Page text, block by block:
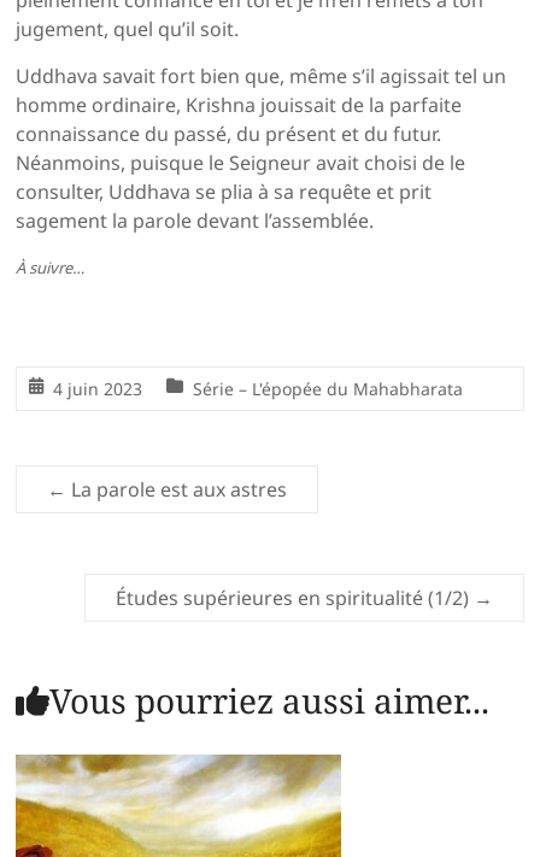
jugement, quel qu’il soit.
Uddhava savait fort bien que, même s’il agissait tel un
homme ordinaire, Krishna jouissait de la parfaite
connaissance du passé, du présent et du futur.
Néanmoins, puisque le Seigneur avait choisi de le
consulter, Uddhava se plia à sa requête et prit
sagement la parole devant l’assemblée.
À suivre…
4 juin 2023 Série – L'épopée du Mahabharata
← La parole est aux astres
Études supérieures en spiritualité (1/2) →
Vous pourriez aussi aimer...